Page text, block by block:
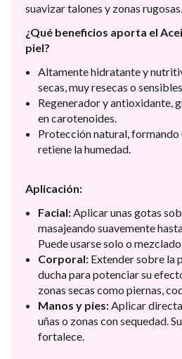
suavizar talones y zonas rugosas.
¿Qué beneficios aporta el
piel?
Altamente hidratante y
secas, muy resecas o sensibles.
Regenerador y antioxidante,
en carotenoides.
Protección natural, formando
retiene la humedad.
Aplicación:
Facial: Aplicar unas gotas
masajeando suavemente
Puede usarse solo o
Corporal: Extender sobre la
ducha para potenciar su
zonas secas como piernas,
Manos y pies: Aplicar
uñas o zonas con sequedad.
fortalece.